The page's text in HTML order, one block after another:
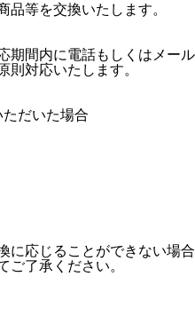
品等を交換いたします。
期間内に電話もしくはメール
則対応いたします。
だいた場合
に応じることができない場合
ご了承ください。